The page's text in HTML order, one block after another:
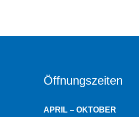
Öffnungszeiten
APRIL – OKTOBER